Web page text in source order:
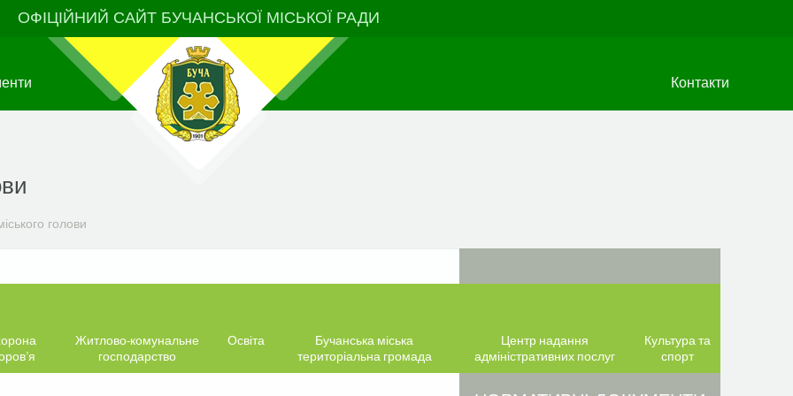
ОФІЦІЙНИЙ САЙТ БУЧАНСЬКОЇ МІСЬКОЇ РАДИ
Контакти
голови
Житлово-комунальне
господарство
Освіта
Бучанська міська
територіальна громада
Центр надання
адміністративних послуг
Культура та
спорт